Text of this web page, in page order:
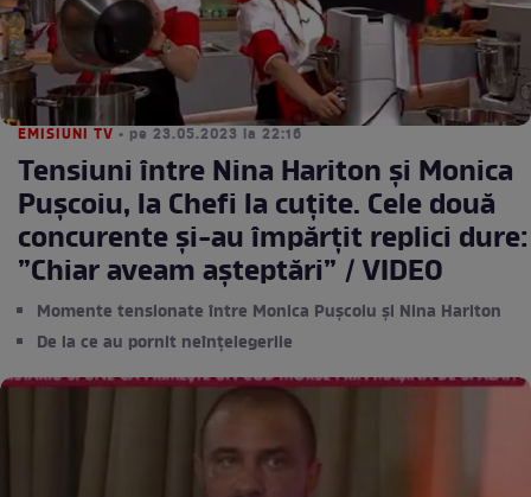
EMISIUNI TV • pe 23.05.2023 la 22:16
Tensiuni între Nina Hariton și Monica
Pușcoiu, la Chefi la cuțite. Cele două
concurente și-au împărțit replici dure:
”Chiar aveam așteptări” / VIDEO
Momente tensionate între Monica Pușcoiu și Nina Hariton
De la ce au pornit neînțelegerile